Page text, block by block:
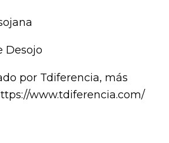
Desojo
por Tdiferencia, más
www.tdiferencia.com/